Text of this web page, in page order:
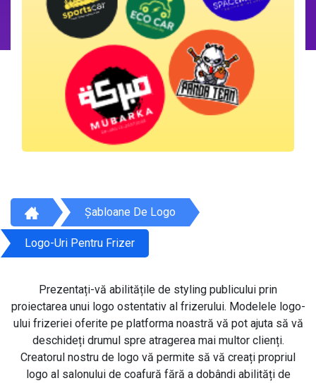
Șabloane De Logo
Logo-Uri Pentru Frizer
Prezentați-vă abilitățile de styling publicului prin
proiectarea unui logo ostentativ al frizerului. Modelele logo-
ului frizeriei oferite pe platforma noastră vă pot ajuta să vă
deschideți drumul spre atragerea mai multor clienți.
Creatorul nostru de logo vă permite să vă creați propriul
logo al salonului de coafură fără a dobândi abilități de